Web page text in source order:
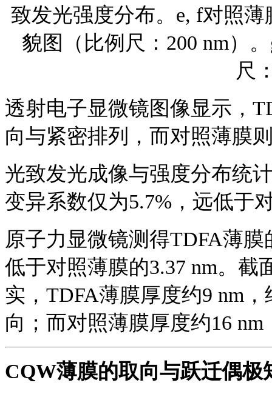
致发光强度分布。e, f对照
貌图（比例尺：200 nm）
尺
透射电子显微镜图像显示，
向与紧密排列，而对照薄膜
光致发光成像与强度分布统
变异系数仅为5.7%，远低于
原子力显微镜测得TDFA薄膜
低于对照薄膜的3.37 nm。
实，TDFA薄膜厚度约9 nm
向；而对照薄膜厚度约16
CQW薄膜的取向与跃迁偶极